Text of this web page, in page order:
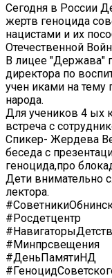
Сегодня в России
жертв геноцида
нацистами и их
Отечественной
В лицее "Держава"
директора по
учен иками на тему
народа.
Для учеников 4 ых
встреча с
Спикер- Жердева
беседа с
геноцида,про
Дети внимательно
лектора.
#Росдетцентр
#Минпрсвещения
#ДеньПамятиНД